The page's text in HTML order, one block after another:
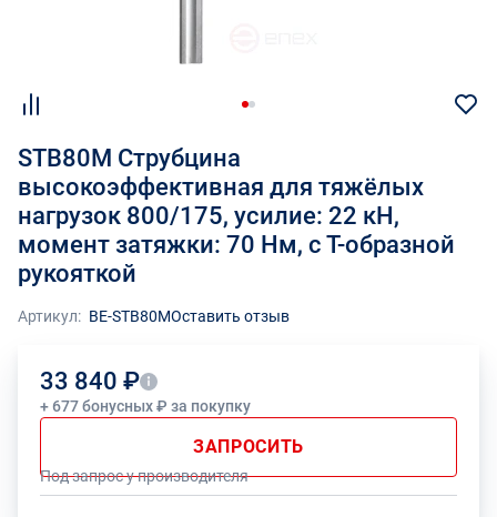
STB80M Струбцина
высокоэффективная для тяжёлых
нагрузок 800/175, усилие: 22 кН,
момент затяжки: 70 Нм, с Т-образной
рукояткой
Артикул: BE-STB80MОставить отзыв
33 840 ₽
+ 677 бонусных ₽ за покупку
ЗАПРОСИТЬ
Под запрос у производителя